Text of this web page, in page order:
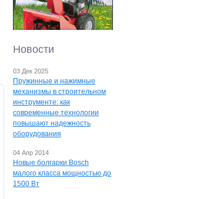
Новости
03 Дек 2025
Пружинные и нажимные
механизмы в строительном
инструменте: как
современные технологии
повышают надежность
оборудования
04 Апр 2014
Новые болгарки Bosch
малого класса мощностью до
1500 Вт